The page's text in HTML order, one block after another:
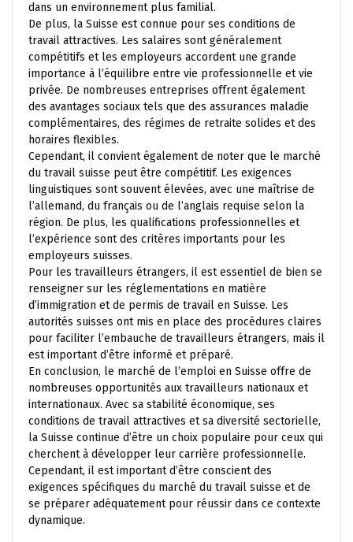
dans un environnement plus familial.
De plus, la Suisse est connue pour ses conditions de
travail attractives. Les salaires sont généralement
compétitifs et les employeurs accordent une grande
importance à l’équilibre entre vie professionnelle et vie
privée. De nombreuses entreprises offrent également
des avantages sociaux tels que des assurances maladie
complémentaires, des régimes de retraite solides et des
horaires flexibles.
Cependant, il convient également de noter que le marché
du travail suisse peut être compétitif. Les exigences
linguistiques sont souvent élevées, avec une maîtrise de
l’allemand, du français ou de l’anglais requise selon la
région. De plus, les qualifications professionnelles et
l’expérience sont des critères importants pour les
employeurs suisses.
Pour les travailleurs étrangers, il est essentiel de bien se
renseigner sur les réglementations en matière
d’immigration et de permis de travail en Suisse. Les
autorités suisses ont mis en place des procédures claires
pour faciliter l’embauche de travailleurs étrangers, mais il
est important d’être informé et préparé.
En conclusion, le marché de l’emploi en Suisse offre de
nombreuses opportunités aux travailleurs nationaux et
internationaux. Avec sa stabilité économique, ses
conditions de travail attractives et sa diversité sectorielle,
la Suisse continue d’être un choix populaire pour ceux qui
cherchent à développer leur carrière professionnelle.
Cependant, il est important d’être conscient des
exigences spécifiques du marché du travail suisse et de
se préparer adéquatement pour réussir dans ce contexte
dynamique.